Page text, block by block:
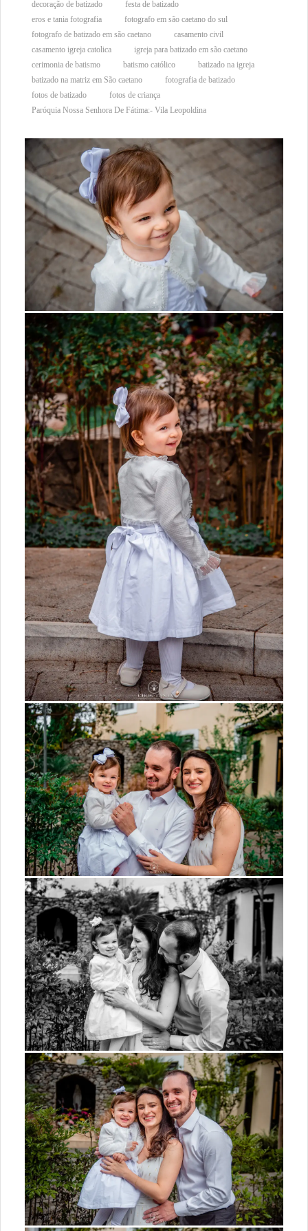
decoração de batizado
festa de batizado
eros e tania fotografia
fotografo em são caetano do sul
fotografo de batizado em são caetano
casamento civil
casamento igreja catolica
igreja para batizado em são caetano
cerimonia de batismo
batismo católico
batizado na igreja
batizado na matriz em São caetano
fotografia de batizado
fotos de batizado
fotos de criança
Paróquia Nossa Senhora De Fátima:- Vila Leopoldina